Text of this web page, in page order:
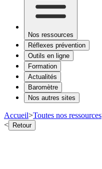
Nos ressources
Réflexes prévention
Outils en ligne
Formation
Actualités
Baromètre
Nos autres sites
Accueil>Toutes nos ressources
< Retour